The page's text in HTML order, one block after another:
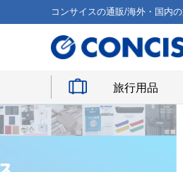
コンサイスの通販/海外・国内
旅行用品